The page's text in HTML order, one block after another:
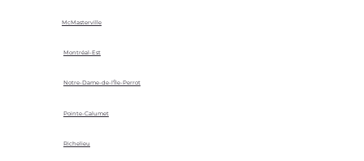
McMasterville
Montréal-Est
Notre-Dame-de-l'Île-Perrot
Pointe-Calumet
Richelieu